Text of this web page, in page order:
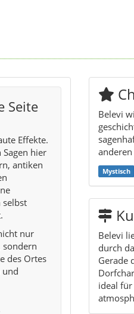
Seite
Effekte.
Sagen hier
antiken
selbst
nur
sondern
des Ortes
und
Belevi
Mystisch
Belevi
durch
Gerade
ideal